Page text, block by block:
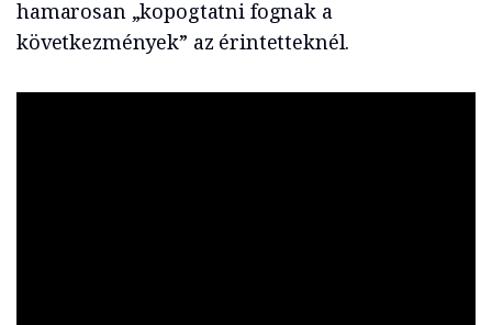
hamarosan „kopogtatni fognak a
következmények” az érintetteknél.